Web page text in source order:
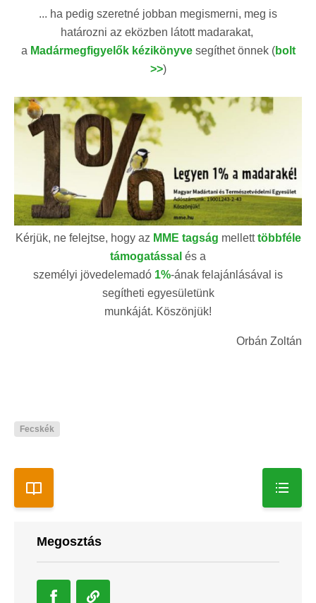
... ha pedig szeretné jobban megismerni, meg is
határozni az eközben látott madarakat,
a Madármegfigyelők kézikönyvesegíthet önnek (bolt
>>)
Kérjük, ne felejtse, hogy az MME tagság melletttöbbféle
támogatással és a
személyi jövedelemadó 1%-ának felajánlásával is
segítheti egyesületünk
munkáját. Köszönjük!
Orbán Zoltán
Fecskék
Megosztás